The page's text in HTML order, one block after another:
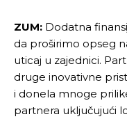
ZUM: Dodatna
da proširimo opseg
uticaj u zajednici.
druge inovativne
i donela mnoge
partnera uključujući